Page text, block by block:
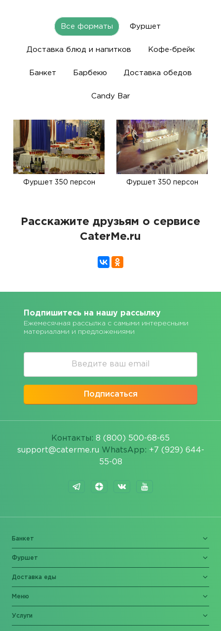
Все форматы Фуршет
Доставка блюд и напитков Кофе-брейк
Банкет Барбекю Доставка обедов
Candy Bar
Фуршет 350 персон Фуршет 350 персон
Расскажите друзьям о сервисе
CaterMe.ru
Подпишитесь на нашу рассылку
Ежемесячная рассылка с самыми интересными
материалами и предложениями
Подписаться
Контакты: 8 (800) 500-68-65
support@caterme.ru WhatsApp: +7 (929) 644-
55-08
Банкет
Фуршет
Доставка еды
Меню
Услуги